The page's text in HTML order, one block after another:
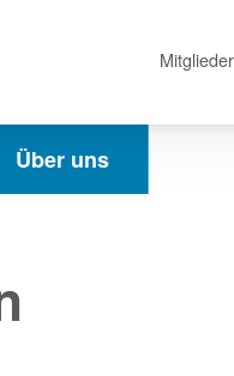
Mitglieder
Über uns